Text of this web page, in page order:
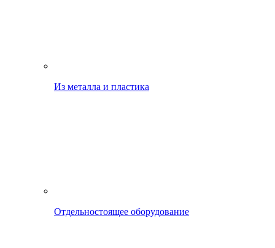
Из металла и пластика
Отдельностоящее оборудование